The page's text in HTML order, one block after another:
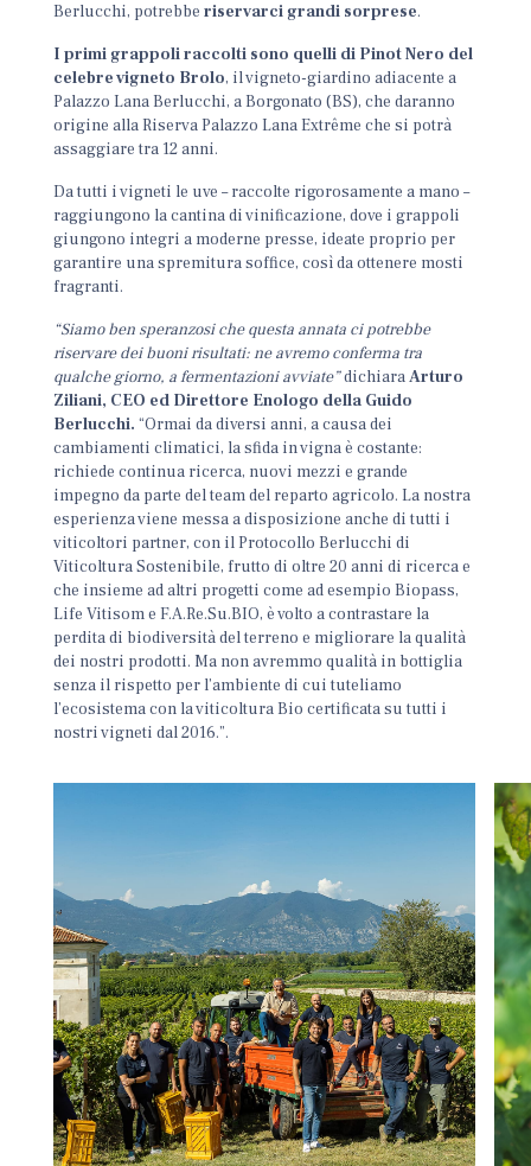
Berlucchi, potrebberiservarcigrandi sorprese.
I primi grappoli raccolti sono quelli di Pinot Nero del
celebre vigneto Brolo, il vigneto-giardino adiacente a
Palazzo Lana Berlucchi, a Borgonato (BS), che daranno
origine alla Riserva Palazzo Lana Extrême che si potrà
assaggiare tra 12 anni.
Da tutti i vigneti le uve – raccolte rigorosamente a mano –
raggiungono la cantina di vinificazione, dove i grappoli
giungono integri a moderne presse, ideate proprio per
garantire una spremitura soffice, così da ottenere mosti
fragranti.
“Siamo ben speranzosi che questa annata ci potrebbe
riservare dei buoni risultati: ne avremo conferma tra
qualche giorno, a fermentazioni avviate”dichiaraArturo
Ziliani, CEO ed Direttore Enologo della Guido
Berlucchi. “Ormai da diversi anni, a causa dei
cambiamenti climatici, la sfida in vigna è costante:
richiede continua ricerca, nuovi mezzi e grande
impegno da parte del team del reparto agricolo. La nostra
esperienza viene messa a disposizione anche di tutti i
viticoltori partner, con il Protocollo Berlucchi di
Viticoltura Sostenibile, frutto di oltre 20 anni di ricerca e
che insieme ad altri progetti come ad esempio Biopass,
Life Vitisom e F.A.Re.Su.BIO, è volto a contrastare la
perdita di biodiversità del terreno e migliorare la qualità
dei nostri prodotti. Ma non avremmo qualità in bottiglia
senza il rispetto per l’ambiente di cui tuteliamo
l’ecosistema con la viticoltura Bio certificata su tutti i
nostri vigneti dal 2016.”.